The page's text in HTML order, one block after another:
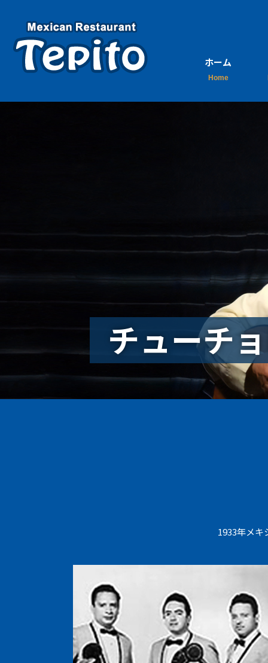
ホーム
チューチ
1933年メ